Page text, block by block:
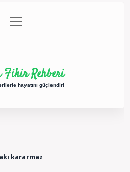
Politikası
menüyü
aç
Fikir Rehberi
hayatını güçlendir!
kararmaz